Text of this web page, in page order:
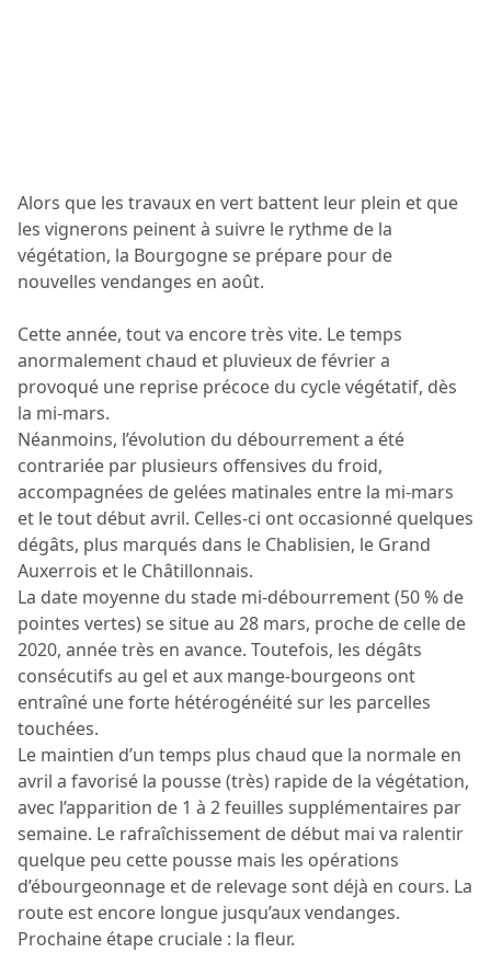
Alors que les travaux en vert battent leur plein et que
les vignerons peinent à suivre le rythme de la
végétation, la Bourgogne se prépare pour de
nouvelles vendanges en août.
Cette année, tout va encore très vite. Le temps
anormalement chaud et pluvieux de février a
provoqué une reprise précoce du cycle végétatif, dès
la mi-mars.
Néanmoins, l’évolution du débourrement a été
contrariée par plusieurs offensives du froid,
accompagnées de gelées matinales entre la mi-mars
et le tout début avril. Celles-ci ont occasionné quelques
dégâts, plus marqués dans le Chablisien, le Grand
Auxerrois et le Châtillonnais.
La date moyenne du stade mi-débourrement (50 % de
pointes vertes) se situe au 28 mars, proche de celle de
2020, année très en avance. Toutefois, les dégâts
consécutifs au gel et aux mange-bourgeons ont
entraîné une forte hétérogénéité sur les parcelles
touchées.
Le maintien d’un temps plus chaud que la normale en
avril a favorisé la pousse (très) rapide de la végétation,
avec l’apparition de 1 à 2 feuilles supplémentaires par
semaine. Le rafraîchissement de début mai va ralentir
quelque peu cette pousse mais les opérations
d’ébourgeonnage et de relevage sont déjà en cours. La
route est encore longue jusqu’aux vendanges.
Prochaine étape cruciale : la fleur.